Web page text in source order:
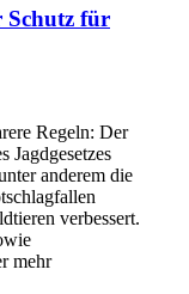
Schutz für
Regeln: Der
Jagdgesetzes
anderem die
verbessert.
mehr